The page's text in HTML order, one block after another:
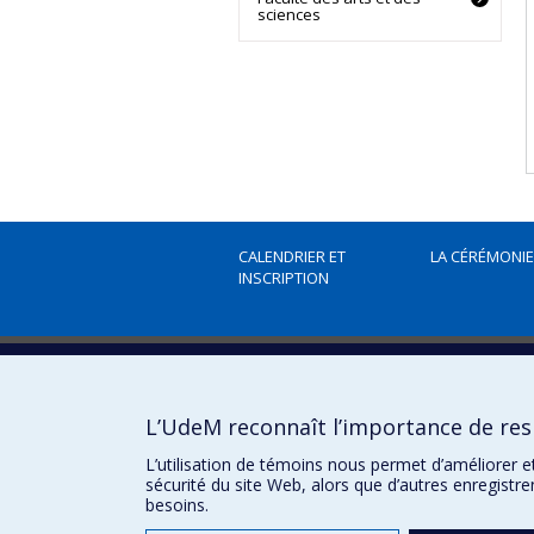
sciences
CALENDRIER ET
INSCRIPTION
LA CÉRÉMONIE
collations@umontreal.ca
Plan campus
L’UdeM reconnaît l’importance de
L’utilisation de témoins nous permet
sécurité du site Web, alors que d’autres
besoins.